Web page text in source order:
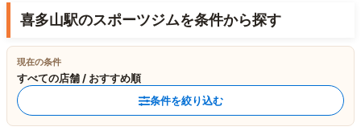
喜多山駅のスポーツジムを条件から探す
現在の条件
すべての店舗 / おすすめ順
条件を絞り込む